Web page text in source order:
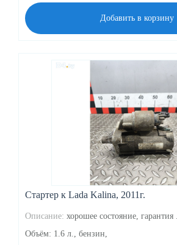
Добавить в корзину
Стартер к Lada Kalina, 2011г.
Описание: хорошее состояние, гарантия ..
Объём: 1.6 л., бензин,